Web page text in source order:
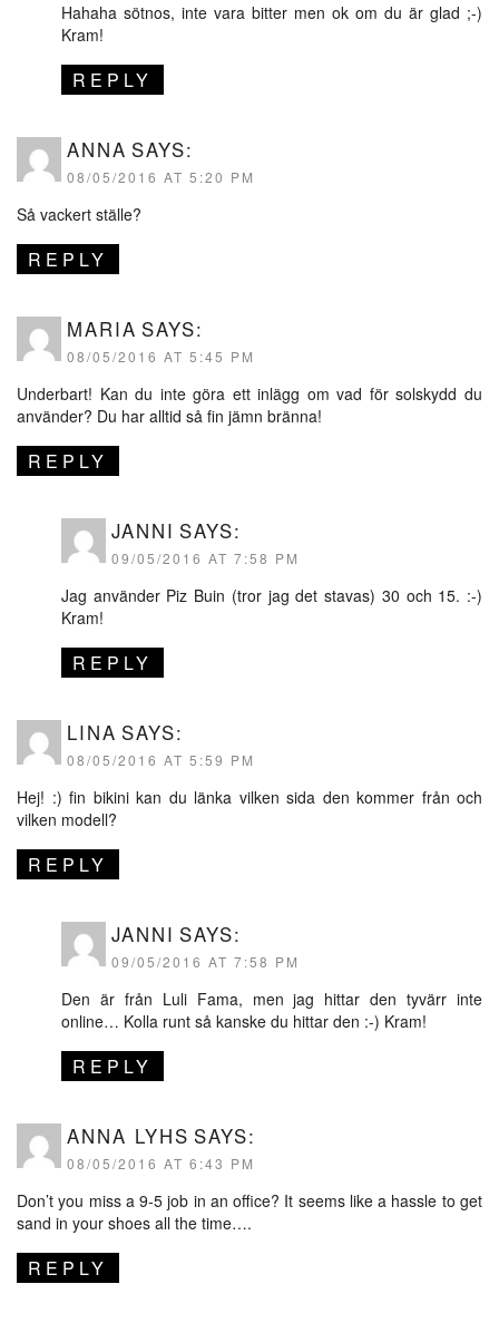
Hahaha sötnos, inte vara bitter men ok om du är glad ;-)
Kram!
REPLY
ANNA SAYS:
08/05/2016 AT 5:20 PM
Så vackert ställe?
REPLY
MARIA SAYS:
08/05/2016 AT 5:45 PM
Underbart! Kan du inte göra ett inlägg om vad för solskydd du
använder? Du har alltid så fin jämn bränna!
REPLY
JANNI SAYS:
09/05/2016 AT 7:58 PM
Jag använder Piz Buin (tror jag det stavas) 30 och 15. :-)
Kram!
REPLY
LINA SAYS:
08/05/2016 AT 5:59 PM
Hej! :) fin bikini kan du länka vilken sida den kommer från och
vilken modell?
REPLY
JANNI SAYS:
09/05/2016 AT 7:58 PM
Den är från Luli Fama, men jag hittar den tyvärr inte
online… Kolla runt så kanske du hittar den :-) Kram!
REPLY
ANNA LYHS SAYS:
08/05/2016 AT 6:43 PM
Don’t you miss a 9-5 job in an office? It seems like a hassle to get
sand in your shoes all the time….
REPLY